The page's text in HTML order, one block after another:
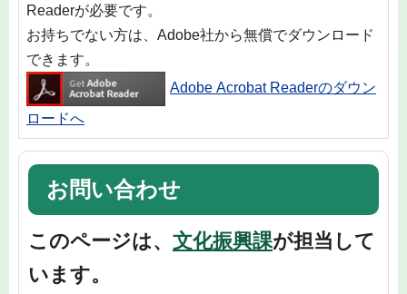
Readerが必要です。
お持ちでない方は、Adobe社から無償でダウンロード
できます。
Adobe Acrobat Readerのダウン
ロードへ
お問い合わせ
このページは、 文化振興課が担当して
います。